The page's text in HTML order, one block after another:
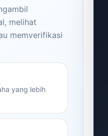
melihat
memverifikasi
yang lebih